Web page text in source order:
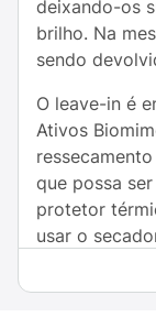
deixando-os
brilho. Na
sendo
O leave-in é
Ativos
que possa
protetor
usar o
preocupar